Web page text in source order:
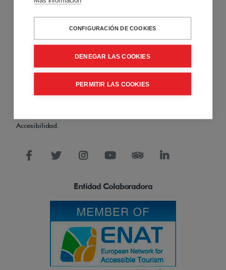
+34 915 701 682
info@accessiblemadrid.com
Sobre Nosotros
Accessible Madrid es una empresa pionera en turismo
accesible que ofrece soluciones a personas con movilidad
Accesibilidad.
Entidad Colaboradora
CONFIGURACIÓN DE COOKIES
DENEGAR LAS COOKIES
PERMITIR LAS COOKIES